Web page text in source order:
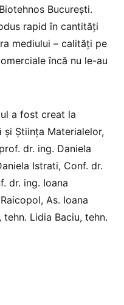
București.
rapid în cantități
mediului – calități pe
încă nu le-au
a fost creat la
și Știința Materialelor,
dr. ing. Daniela
Istrati, Conf. dr.
dr. ing. Ioana
As. Ioana
Lidia Baciu, tehn.